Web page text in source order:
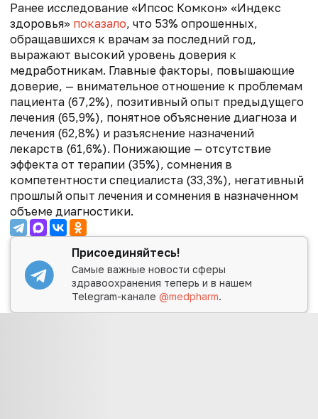
Ранее исследование «Ипсос Комкон» «Индекс
здоровья» показало, что 53% опрошенных,
обращавшихся к врачам за последний год,
выражают высокий уровень доверия к
медработникам. Главные факторы, повышающие
доверие, — внимательное отношение к проблемам
пациента (67,2%), позитивный опыт предыдущего
лечения (65,9%), понятное объяснение диагноза и
лечения (62,8%) и разъяснение назначений
лекарств (61,6%). Понижающие — отсутствие
эффекта от терапии (35%), сомнения в
компетентности специалиста (33,3%), негативный
прошлый опыт лечения и сомнения в назначенном
объеме диагностики.
Присоединяйтесь!
Самые важные новости сферы
здравоохранения теперь и в нашем
Telegram-канале@medpharm.